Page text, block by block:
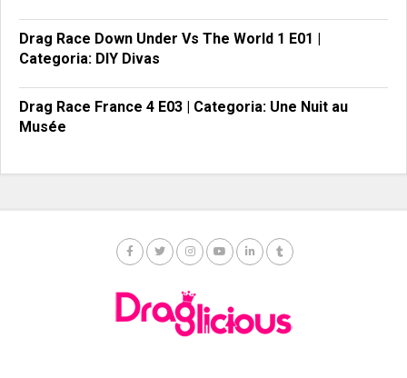
Drag Race Down Under Vs The World 1 E01 |
Categoria: DIY Divas
Drag Race France 4 E03 | Categoria: Une Nuit au
Musée